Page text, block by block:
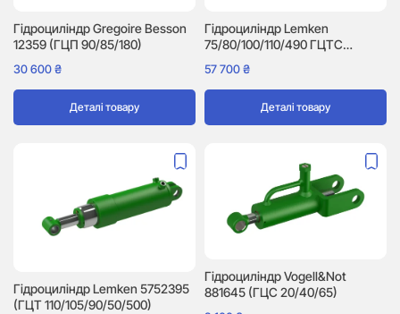
Гідроциліндр Gregoire Besson
12359 (ГЦП 90/85/180)
30 600₴
Деталі товару
Гідроциліндр Lemken
75/80/100/110/490 ГЦТС
57 700₴
Деталі товару
Гідроциліндр Lemken 5752395
(ГЦТ 110/105/90/50/500)
Гідроциліндр Vogell&Not
881645 (ГЦС 20/40/65)